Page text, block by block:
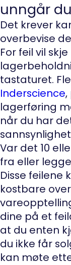
unngår
Det krever
overbevise
For feil vil
tastaturet.
Inderscience
lagerføring
når du har
Var det 10
fra eller
Disse feilene
kostbare
dine på et
at du enten
du ikke får
kan møte